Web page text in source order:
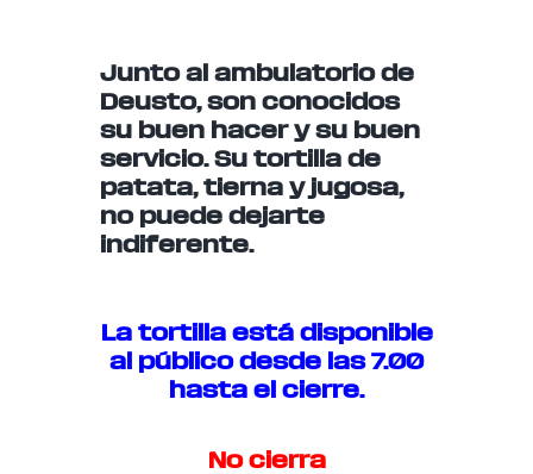
Junto al ambulatorio de
Deusto, son conocidos
su buen hacer y su buen
servicio. Su tortilla de
patata, tierna y jugosa,
no puede dejarte
indiferente.
La tortilla está disponible
al público desde las 7.00
hasta el cierre.
No cierra